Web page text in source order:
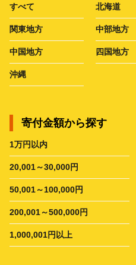
すべて 北海道
関東地方 中部地方
中国地方 四国地方
沖縄
寄付金額から探す
1万円以内
20,001～30,000円
50,001～100,000円
200,001～500,000円
1,000,001円以上